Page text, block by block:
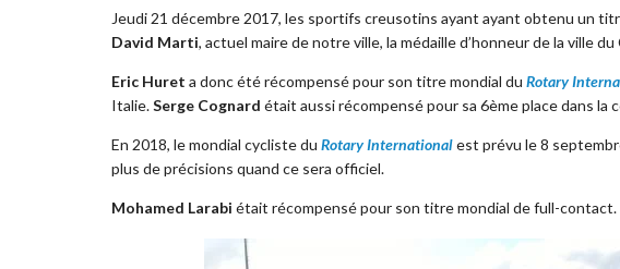
Jeudi 21 décembre 2017, les sportifs creusotins ayant ayant obtenu un
David Marti, actuel maire de notre ville, la médaille d’honneur de la ville
Eric Huret a donc été récompensé pour son titre mondial du Rotary
Italie.Serge Cognard était aussi récompensé pour sa 6ème place dans la
En 2018, le mondial cycliste du Rotary Internationalest prévu le 8
plus de précisions quand ce sera officiel.
Mohamed Larabi était récompensé pour son titre mondial de full-contact.